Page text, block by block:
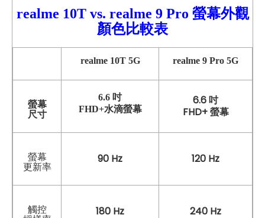
realme 10T vs. realme 9Pro 螢幕外觀
顏色比較表
realme 10T 5G realme 9 Pro 5G
螢幕
尺寸
6.6 吋
FHD+水滴螢幕
6.6 吋
FHD+ 螢幕
螢幕
更新率
90 Hz 120 Hz
觸控
180 Hz 240 Hz